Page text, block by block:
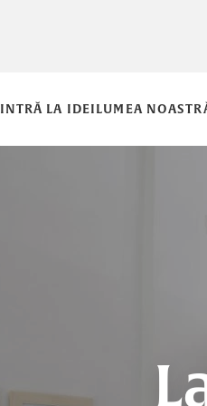
INTRĂ LA IDEILUMEA